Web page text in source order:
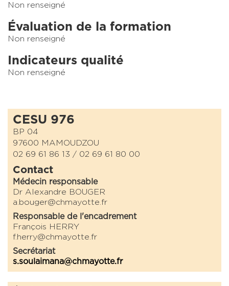
Non renseigné
Évaluation de la formation
Non renseigné
Indicateurs qualité
Non renseigné
CESU 976
BP 04
97600 MAMOUDZOU
02 69 61 86 13 / 02 69 61 80 00
Contact
Médecin responsable
Dr Alexandre BOUGER
a.bouger@chmayotte.fr
Responsable de l'encadrement
François HERRY
f.herry@chmayotte.fr
Secrétariat
s.soulaimana@chmayotte.fr